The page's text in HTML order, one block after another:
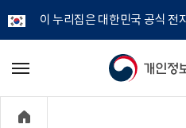
이 누리집은 대한민국 공식 전
개
메
기